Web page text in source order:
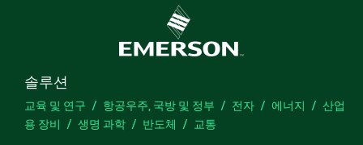
솔루션
교육 및 연구 항공우주, 국방 및 정부 전자 에너지
산업
용 장비
생명 과학 반도체 교통